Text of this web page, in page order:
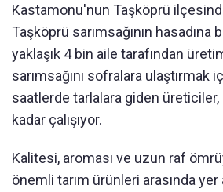
Kastamonu'nun Taşköprü
Taşköprü sarımsağının hasadına
yaklaşık 4 bin aile tarafından
sarımsağını sofralara ulaştırmak
saatlerde tarlalara giden
kadar çalışıyor.
Kalitesi, aroması ve uzun raf
önemli tarım ürünleri arasında